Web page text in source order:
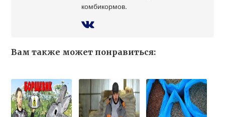
комбикормов.
Вам также может понравиться: